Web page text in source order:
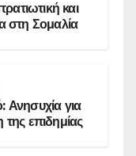
και
στη Σομαλία
για
επιδημίας